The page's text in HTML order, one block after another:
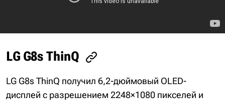
LG G8s ThinQ
LG G8s ThinQ получил 6,2-дюймовый OLED-
дисплей с разрешением 2248×1080 пикселей и